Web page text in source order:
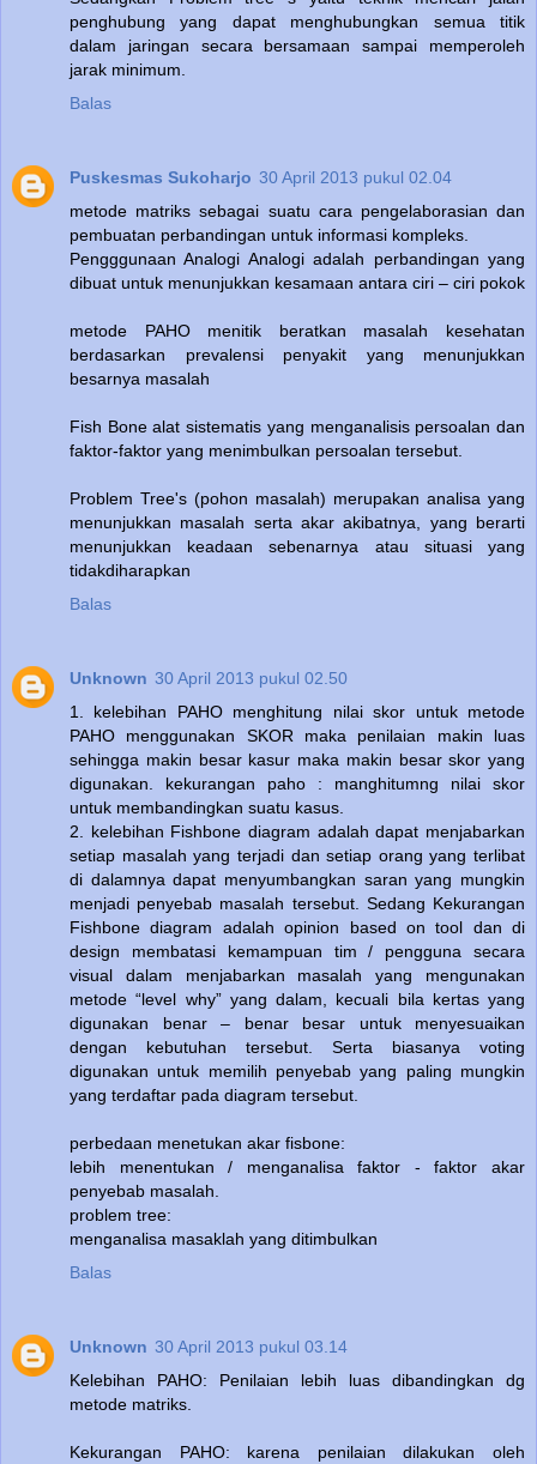
penghubung yang dapat menghubungkan semua titik
dalam jaringan secara bersamaan sampai memperoleh
jarak minimum.
Balas
Puskesmas Sukoharjo 30 April 2013 pukul 02.04
metode matriks sebagai suatu cara pengelaborasian dan
pembuatan perbandingan untuk informasi kompleks.
Pengggunaan Analogi Analogi adalah perbandingan yang
dibuat untuk menunjukkan kesamaan antara ciri – ciri pokok
metode PAHO menitik beratkan masalah kesehatan
berdasarkan prevalensi penyakit yang menunjukkan
besarnya masalah
Fish Bone alat sistematis yang menganalisis persoalan dan
faktor-faktor yang menimbulkan persoalan tersebut.
Problem Tree's (pohon masalah) merupakan analisa yang
menunjukkan masalah serta akar akibatnya, yang berarti
menunjukkan keadaan sebenarnya atau situasi yang
tidakdiharapkan
Balas
Unknown 30 April 2013 pukul 02.50
1. kelebihan PAHO menghitung nilai skor untuk metode
PAHO menggunakan SKOR maka penilaian makin luas
sehingga makin besar kasur maka makin besar skor yang
digunakan. kekurangan paho : manghitumng nilai skor
untuk membandingkan suatu kasus.
2. kelebihan Fishbone diagram adalah dapat menjabarkan
setiap masalah yang terjadi dan setiap orang yang terlibat
di dalamnya dapat menyumbangkan saran yang mungkin
menjadi penyebab masalah tersebut. Sedang Kekurangan
Fishbone diagram adalah opinion based on tool dan di
design membatasi kemampuan tim / pengguna secara
visual dalam menjabarkan masalah yang mengunakan
metode “level why” yang dalam, kecuali bila kertas yang
digunakan benar – benar besar untuk menyesuaikan
dengan kebutuhan tersebut. Serta biasanya voting
digunakan untuk memilih penyebab yang paling mungkin
yang terdaftar pada diagram tersebut.
perbedaan menetukan akar fisbone:
lebih menentukan / menganalisa faktor - faktor akar
penyebab masalah.
problem tree:
menganalisa masaklah yang ditimbulkan
Balas
Unknown 30 April 2013 pukul 03.14
Kelebihan PAHO: Penilaian lebih luas dibandingkan dg
metode matriks.
Kekurangan PAHO: karena penilaian dilakukan oleh